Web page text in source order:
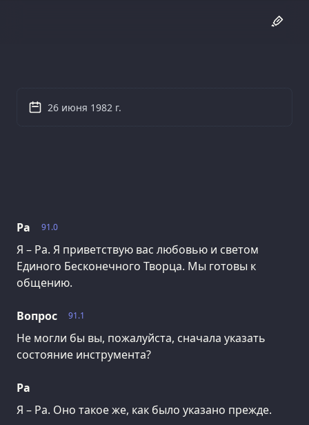
91.0
Ра
Я – Ра. Я приветствую вас любовью и светом
Единого Бесконечного Творца. Мы готовы к
общению.
91.1
Вопрос
Не могли бы вы, пожалуйста, сначала указать
состояние инструмента?
Ра
Я – Ра. Оно такое же, как было указано прежде.
26 июня 1982 г.